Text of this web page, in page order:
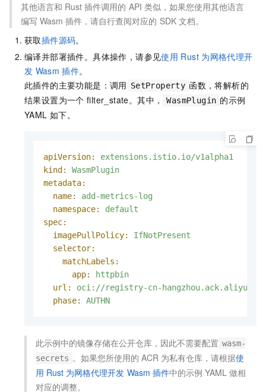
其他语言和 Rust 插件调用的 API 类似，如果您使用其他语言
编写 Wasm 插件，请自行查阅对应的 SDK 文档。
获取插件源码。
编译并部署插件。具体操作，请参见使用 Rust 为网格代理开
发 Wasm 插件。
此插件的主要功能是：调用 SetProperty 函数，将解析的
结果设置为一个 filter_state。其中， WasmPlugin 的示例
YAML 如下。
apiVersion:
extensions.istio.io/v1alpha1
kind:
WasmPlugin
metadata:
name:
add-metrics-log
namespace:
default
spec:
imagePullPolicy:
IfNotPresent
selector:
matchLabels:
app:
httpbin
url:
oci://registry-cn-
phase:
AUTHN
此示例中的镜像存储在公开仓库，因此不需要配置 wasm-
secrets 。如果您所使用的 ACR 为私有仓库，请根据使
用 Rust 为网格代理开发 Wasm 插件中的示例 YAML 做相
对应的调整。